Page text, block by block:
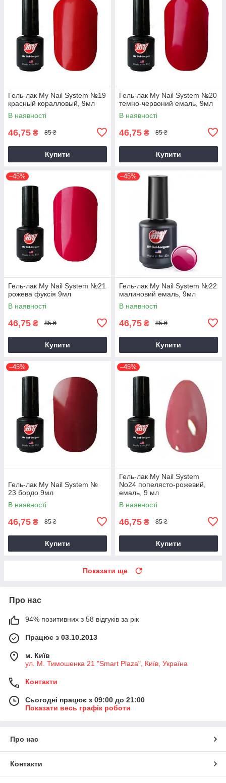
Гель-лак My Nail System №19
красный коралловый, 9мл
В наявності
46,75 ₴ 85 ₴
Купити
Гель-лак My Nail System №20
темно-червоний емаль, 9мл
В наявності
46,75 ₴ 85 ₴
Купити
–45%
Гель-лак My Nail System №21
рожева фуксія 9мл
В наявності
46,75 ₴ 85 ₴
Купити
–45%
Гель-лак My Nail System №22
малиновий емаль, 9мл
В наявності
46,75 ₴ 85 ₴
Купити
–45%
Гель-лак My Nail System №
23 бордо 9мл
В наявності
46,75 ₴ 85 ₴
Купити
–45%
Гель-лак My Nail System
No24 попелясто-рожевий,
емаль, 9 мл
В наявності
46,75 ₴ 85 ₴
Купити
Показати ще
Про нас
94% позитивних з 58 відгуків за рік
Працює з 03.10.2013
м. Київ
ул. М. Тимошенка 21 "Smart Plaza", Київ, Україна
Контакти
Сьогодні працює з 09:00 до 21:00
Показати весь графік роботи
Про нас
Контакти